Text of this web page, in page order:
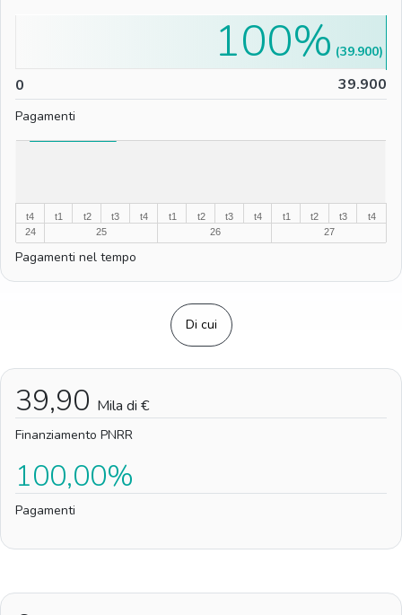
0 39.900
100% (39.900)
Pagamenti
t4
24
t1
25
t2 t3 t4
t1
26
t2 t3 t4
t1
27
t2 t3 t4
Pagamenti nel tempo
Di cui
39,90 Mila di €
Finanziamento PNRR
100,00%
Pagamenti